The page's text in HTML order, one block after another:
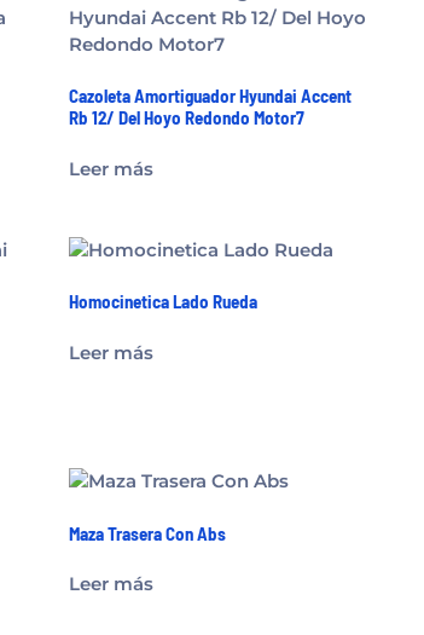
Cazoleta Amortiguador Hyundai Accent
Rb 12/ Del Hoyo Redondo Motor7
Leer más
Homocinetica Lado Rueda
Leer más
Maza Trasera Con Abs
Leer más